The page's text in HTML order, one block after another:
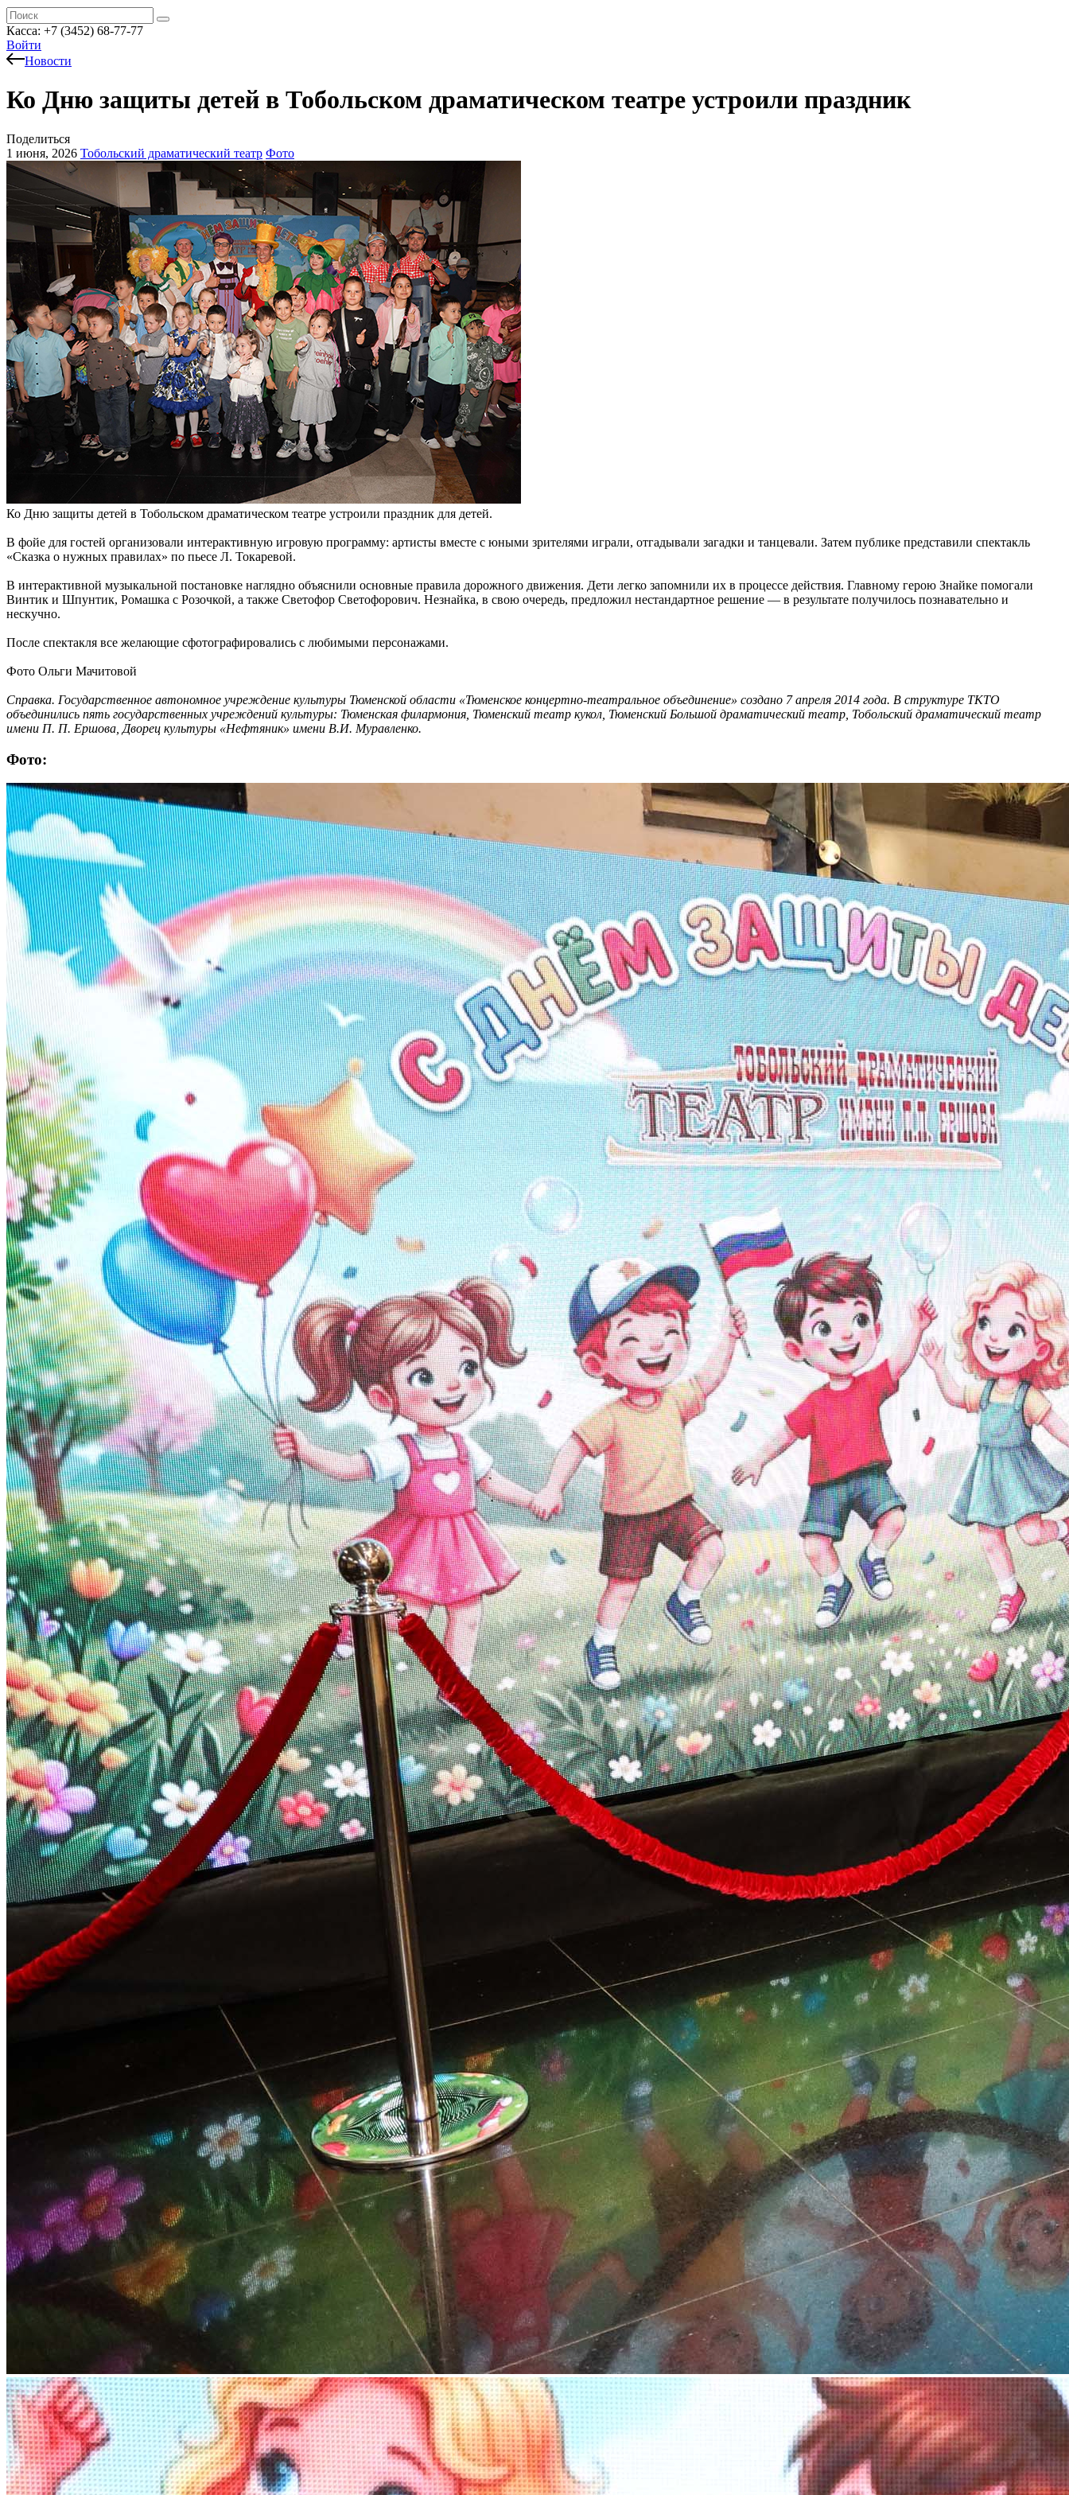
Касса: +7 (3452) 68-77-77
Войти
Новости
Ко Дню защиты детей в Тобольском драматическом театре устроили праздник
Поделиться
1 июня, 2026 Тобольский драматический театр Фото
Ко Дню защиты детей в Тобольском драматическом театре устроили праздник для детей.
В фойе для гостей организовали интерактивную игровую программу: артисты вместе с юными зрителями играли, отгадывали загадки и танцевали. Затем публике представили спектакль
«Сказка о нужных правилах» по пьесе Л. Токаревой.
В интерактивной музыкальной постановке наглядно объяснили основные правила дорожного движения. Дети легко запомнили их в процессе действия. Главному герою Знайке помогали
Винтик и Шпунтик, Ромашка с Розочкой, а также Светофор Светофорович. Незнайка, в свою очередь, предложил нестандартное решение — в результате получилось познавательно и
нескучно.
После спектакля все желающие сфотографировались с любимыми персонажами.
Фото Ольги Мачитовой
Справка. Государственное автономное учреждение культуры Тюменской области «Тюменское концертно-театральное объединение» создано 7 апреля 2014 года. В структуре ТКТО
объединились пять государственных учреждений культуры: Тюменская филармония, Тюменский театр кукол, Тюменский Большой драматический театр, Тобольский драматический театр
имени П. П. Ершова, Дворец культуры «Нефтяник» имени В.И. Муравленко.
Фото: